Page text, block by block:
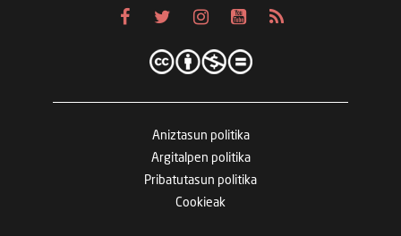
Aniztasun politika
Argitalpen politika
Pribatutasun politika
Cookieak